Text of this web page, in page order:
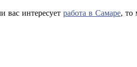
вас интересует работа в Самаре, то